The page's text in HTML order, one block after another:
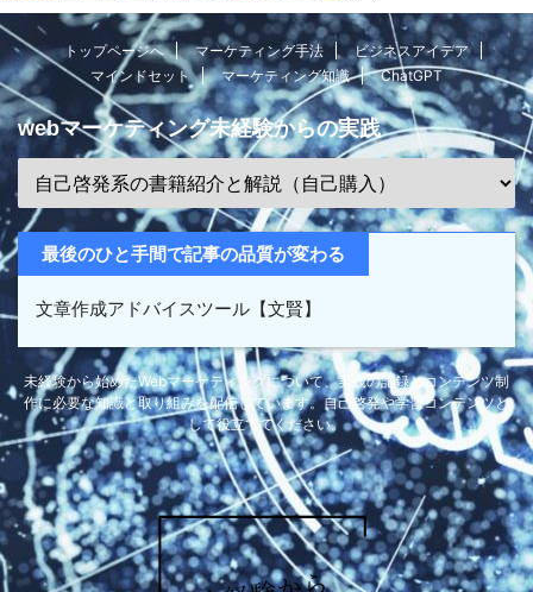
トップページへ マーケティング手法
ビジネスアイデア
マインドセット
マーケティング知識 ChatGPT
webマーケティング未経験からの実践
最後のひと手間で記事の品質が変わる
文章作成アドバイスツール【文賢】
未経験から始めたWebマーケティングについて、実践の記録とコンテンツ制
作に必要な知識と取り組みを配信しています。自己啓発や学習コンテンツと
して役立ててください。